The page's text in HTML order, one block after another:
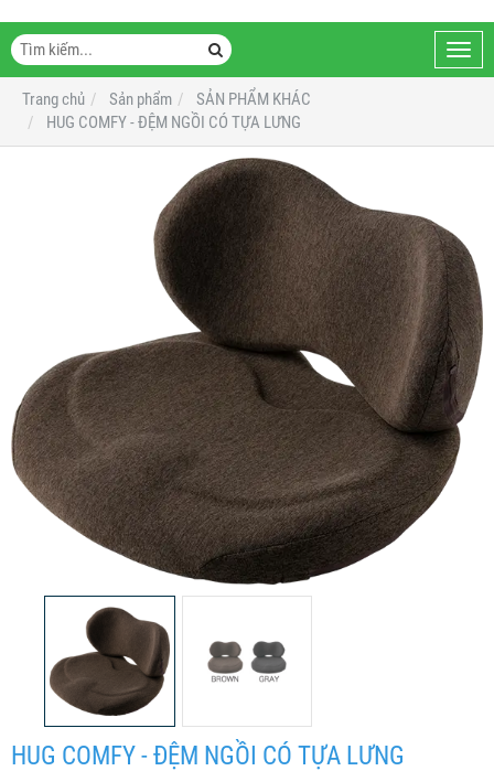
Trang chủ
Sản phẩm
SẢN PHẨM KHÁC
HUG COMFY - ĐỆM NGỒI CÓ TỰA LƯNG
HUG COMFY - ĐỆM NGỒI CÓ TỰA LƯNG